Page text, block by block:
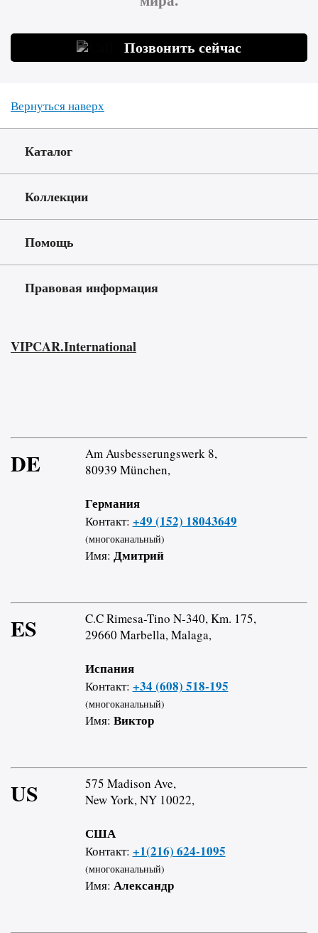
Позвонить сейчас
Вернуться наверх
Каталог
Коллекции
Помощь
Правовая информация
VIPCAR.International
DE
Am Ausbesserungswerk 8,
80939 München,
Германия
Контакт: +49 (152) 18043649
(многоканальный)
Имя: Дмитрий
ES
C.C Rimesa-Tino N-340, Km. 175,
29660 Marbella, Malaga,
Испания
Контакт: +34 (608) 518-195
(многоканальный)
Имя: Виктор
US
575 Madison Ave,
New York, NY 10022,
США
Контакт: +1(216) 624-1095
(многоканальный)
Имя: Александр